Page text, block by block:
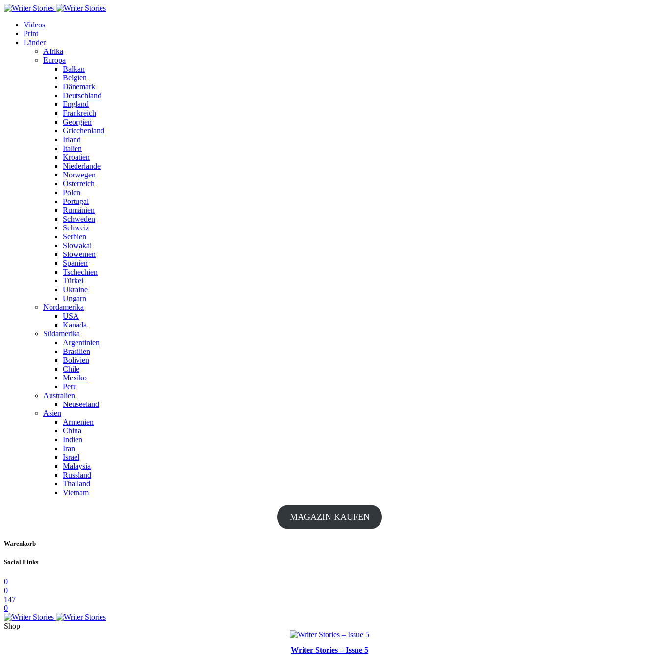
Videos
Print
Länder
Afrika
Europa
Balkan
Belgien
Dänemark
Deutschland
England
Frankreich
Georgien
Griechenland
Irland
Italien
Kroatien
Niederlande
Norwegen
Österreich
Polen
Portugal
Rumänien
Schweden
Schweiz
Serbien
Slowakai
Slowenien
Spanien
Tschechien
Türkei
Ukraine
Ungarn
Nordamerika
USA
Kanada
Südamerika
Argentinien
Brasilien
Bolivien
Chile
Mexiko
Peru
Australien
Neuseeland
Asien
Armenien
China
Indien
Iran
Israel
Malaysia
Russland
Thailand
Vietnam
MAGAZIN KAUFEN
Warenkorb
Social Links
0
0
147
0
Shop
Writer Stories – Issue 5